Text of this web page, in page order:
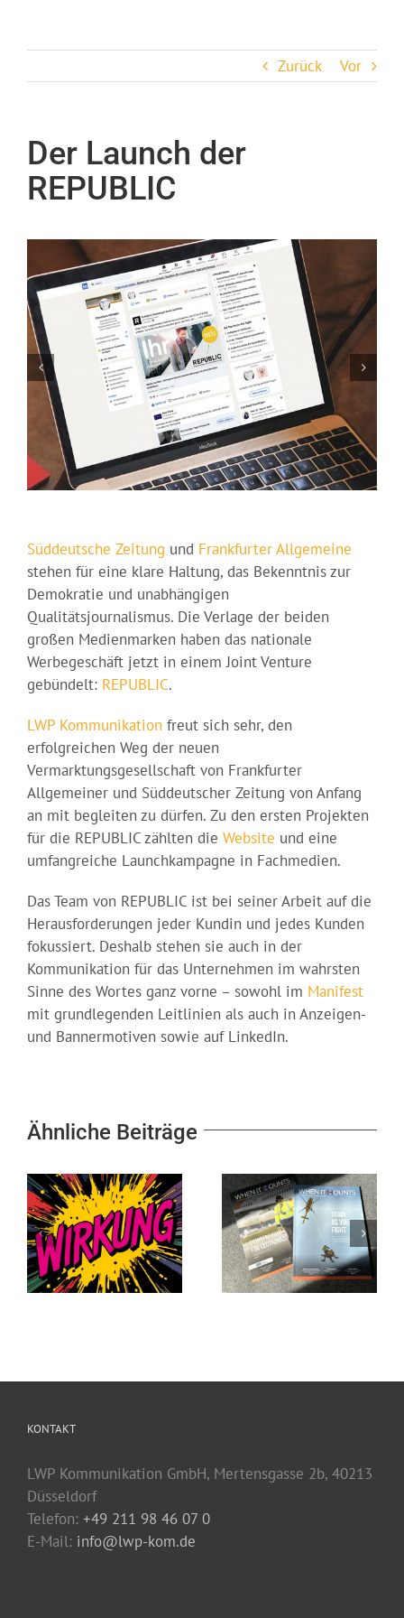
springen
Zurück Vor
Der Launch der
REPUBLIC
Süddeutsche Zeitung und Frankfurter Allgemeine
stehen für eine klare Haltung, das Bekenntnis zur
Demokratie und unabhängigen
Qualitätsjournalismus. Die Verlage der beiden
großen Medienmarken haben das nationale
Werbegeschäft jetzt in einem Joint Venture
gebündelt: REPUBLIC.
LWP Kommunikation freut sich sehr, den
erfolgreichen Weg der neuen
Vermarktungsgesellschaft von Frankfurter
Allgemeiner und Süddeutscher Zeitung von Anfang
an mit begleiten zu dürfen. Zu den ersten Projekten
für die REPUBLIC zählten die Website und eine
umfangreiche Launchkampagne in Fachmedien.
Das Team von REPUBLIC ist bei seiner Arbeit auf die
Herausforderungen jeder Kundin und jedes Kunden
fokussiert. Deshalb stehen sie auch in der
Kommunikation für das Unternehmen im wahrsten
Sinne des Wortes ganz vorne – sowohl im Manifest
mit grundlegenden Leitlinien als auch in Anzeigen-
und Bannermotiven sowie auf LinkedIn.
Ähnliche Beiträge
Kommunikation
für die, auf die es
ankommt, wenn
es darauf
Nähe, die
Vertrauen schafft
KONTAKT
LWP Kommunikation GmbH, Mertensgasse 2b, 40213
Düsseldorf
Telefon: +49 211 98 46 07 0
E-Mail: info@lwp-kom.de